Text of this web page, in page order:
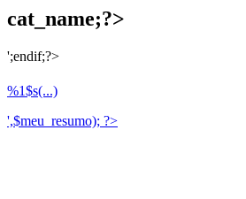
cat_name;?>
';endif;?>
%1$s(...)
',$meu_resumo); ?>